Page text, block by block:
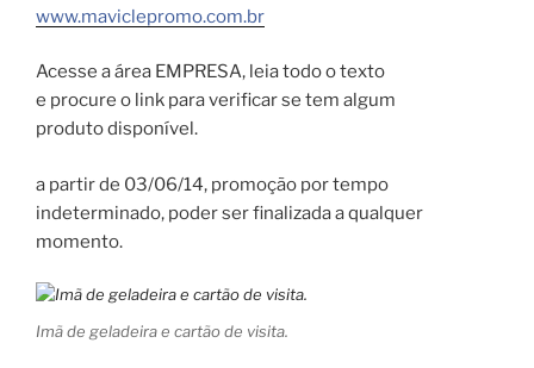
www.maviclepromo.com.br
Acesse a área EMPRESA, leia todo o texto
e procure o link para verificar se tem algum
produto disponível.
a partir de 03/06/14, promoção por tempo
indeterminado, poder ser finalizada a qualquer
momento.
Imã de geladeira e cartão de visita.